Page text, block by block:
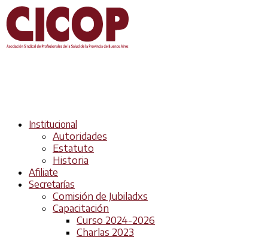
Institucional
Autoridades
Estatuto
Historia
Afiliate
Secretarías
Comisión de Jubiladxs
Capacitación
Curso 2024-2026
Charlas 2023